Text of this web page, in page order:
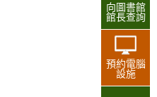
向圖書館
館長查詢
預約電腦
設施